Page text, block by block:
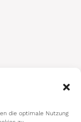
die optimale Nutzung